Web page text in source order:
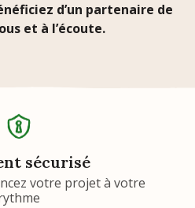
d’un partenaire de
et à l’écoute.
sécurisé
votre projet à votre